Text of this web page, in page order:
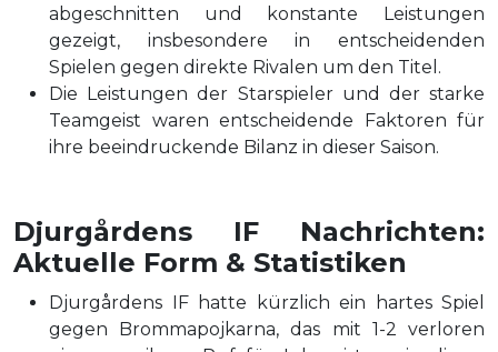
abgeschnitten und konstante Leistungen
gezeigt, insbesondere in entscheidenden
Spielen gegen direkte Rivalen um den Titel.
Die Leistungen der Starspieler und der starke
Teamgeist waren entscheidende Faktoren für
ihre beeindruckende Bilanz in dieser Saison.
Djurgårdens IF Nachrichten:
Aktuelle Form & Statistiken
Djurgårdens IF hatte kürzlich ein hartes Spiel
gegen Brommapojkarna, das mit 1-2 verloren